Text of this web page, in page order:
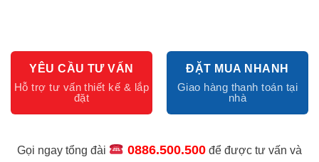
YÊU CẦU TƯ VẤN ĐẶT MUA NHANH
Gọi ngay tổng đài 0886.500.500để được tư vấn và